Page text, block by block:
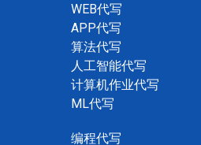
WEB代写
APP代写
算法代写
人工智能代写
计算机作业代写
ML代写
编程代写